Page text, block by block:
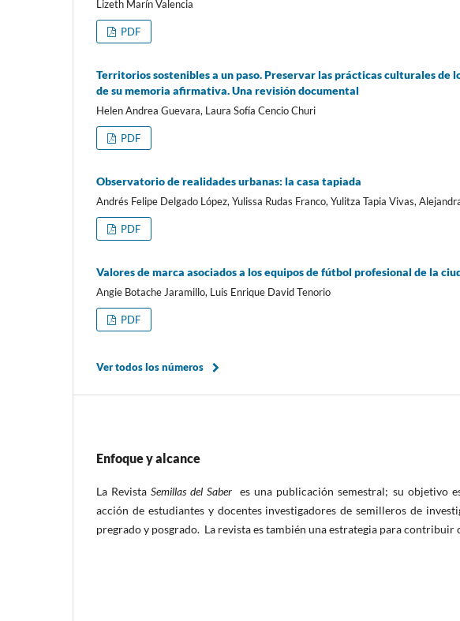
Lizeth Marín Valencia
PDF
Territorios sostenibles a un paso. Preservar las prácticas culturales
de su memoria afirmativa. Una revisión documental
Helen Andrea Guevara, Laura Sofía Cencio Churi
PDF
Observatorio de realidades urbanas: la casa tapiada
Andrés Felipe Delgado López, Yulissa Rudas Franco, Yulitza Tapia Vivas,
PDF
Valores de marca asociados a los equipos de fútbol profesional de la
Angie Botache Jaramillo, Luis Enrique David Tenorio
PDF
Ver todos los números
Enfoque y alcance
La RevistaSemillas del Saberes una publicación semestral; su objetivo
acción de estudiantes y docentes investigadores de semilleros de
pregrado y posgrado. La revista es también una estrategia paracontribuir